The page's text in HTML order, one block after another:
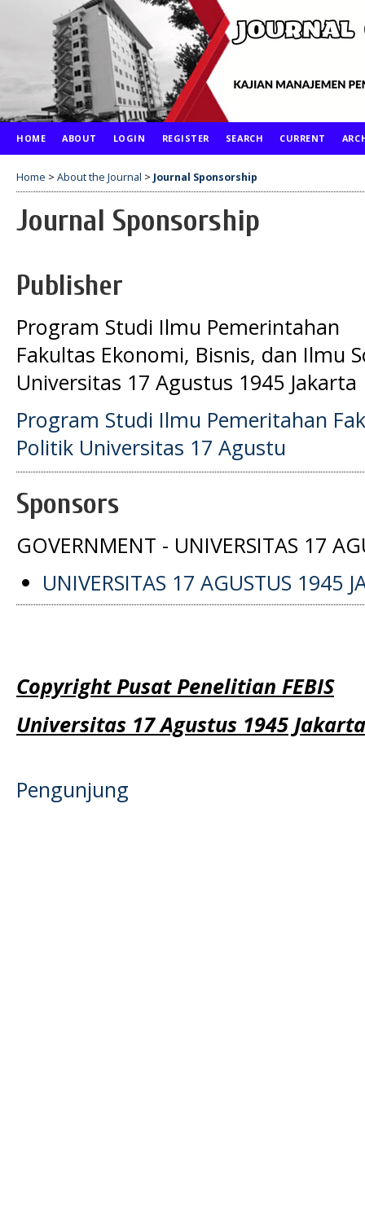
HOME ABOUT LOGIN REGISTER SEARCH CURRENT
Home > About the Journal > Journal Sponsorship
Journal Sponsorship
Publisher
Program Studi Ilmu Pemerintahan
Fakultas Ekonomi, Bisnis, dan Ilmu
Universitas 17 Agustus 1945 Jakarta
Program Studi Ilmu Pemeritahan
Politik Universitas 17 Agustu
Sponsors
GOVERNMENT - UNIVERSITAS 17
UNIVERSITAS 17 AGUSTUS 1945
Copyright Pusat Penelitian FEBIS
Universitas 17 Agustus 1945 Jakarta
Pengunjung